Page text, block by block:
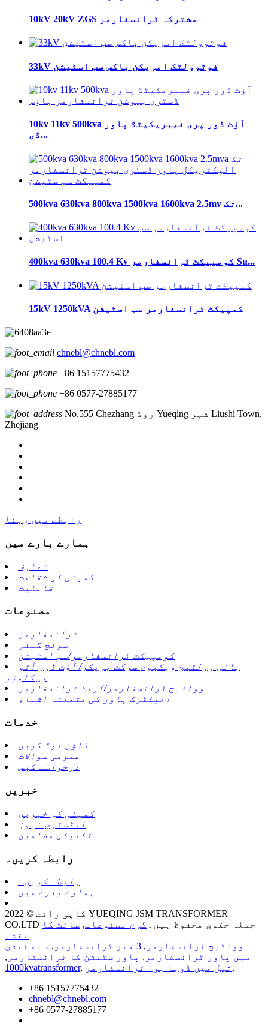
10kV 20kV ZGS مشترکہ ٹرانسفارمر
33kV فوٹوولٹک امریکن باکس سب اسٹیشن
10kv 11kv 500kva آؤٹ ڈور پری فیبریکیٹڈ پاور
ڈی...
500kva 630kva 800kva 1500kva 1600kva 2.5mv تک...
400kva 630kva 100.4 Kv کومپیکٹ ٹرانسفارمر Su...
15kV 1250kVA کمپیکٹ ٹرانسفارمر سب اسٹیشن
chnebl@chnebl.com
+86 15157775432
+86 0577-27885177
No.555 Chezhang روڈ Yueqing شہر Liushi Town,
Zhejiang
رابطے میں رہنا
ہمارے بارے میں
تعارف
کمپنی کی ثقافت
قابلیت
مصنوعات
ٹرانسفارمر
سوئچ گیئر
کومپیکٹ ٹرانسفارمر/سب اسٹیشن
ہائی وولٹیج ویکیوم سرکٹ بریکر/ آؤٹ ڈور آٹو
ریکلوزر
وولٹیج ٹرانسفارمر/کرنٹ ٹرانسفارمر
الیکٹرک پاور کی متعلقہ اشیاء
خدمات
ڈاؤن لوڈ کریں
عمومی سوالات
درخواست کیس
خبریں
کمپنی کی خبریں
انڈسٹری نیوز
تکنیکی مضامین
رابطہ کریں۔
رابطہ کریں۔
ہمارے بارے میں
کاپی رائٹ © 2022 YUEQING JSM TRANSFORMER
CO.LTD جملہ حقوق محفوظ ہیں۔
گرم مصنوعات, سائٹ کا
نقشہ
وولٹیج ٹرانسفارمر , 3 فیز ٹرانسفارمر , سب سٹیشن
میں پاور ٹرانسفارمر , پاور سٹیشن کا ٹرانسفارمر ,
1000kvatransformer, تیل میں ڈوبا ہوا ٹرانسفارمر ,
+86 15157775432
chnebl@chnebl.com
+86 0577-27885177